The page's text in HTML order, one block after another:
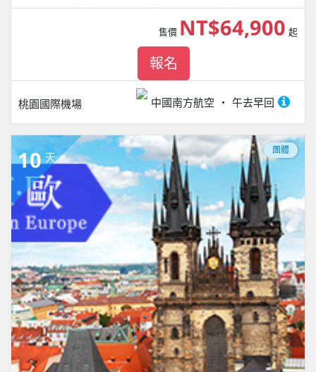
桃園國際機場 中國南方航空 午去早回
售價 NT$64,900 起
報名
10 天
團體